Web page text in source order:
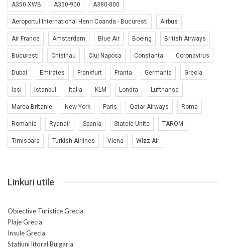
A350 XWB A350-900 A380-800
Aeroportul International Henri Coanda - Bucuresti Airbus
Air France Amsterdam Blue Air Boeing British Airways
Bucuresti Chisinau Cluj-Napoca Constanta Coronavirus
Dubai Emirates Frankfurt Franta Germania Grecia
Iasi Istanbul Italia KLM Londra Lufthansa
Marea Britanie New York Paris Qatar Airways Roma
Romania Ryanair Spania Statele Unite TAROM
Timisoara Turkish Airlines Viena Wizz Air
Linkuri utile
Obiective Turistice Grecia
Plaje Grecia
Insule Grecia
Statiuni litoral Bulgaria